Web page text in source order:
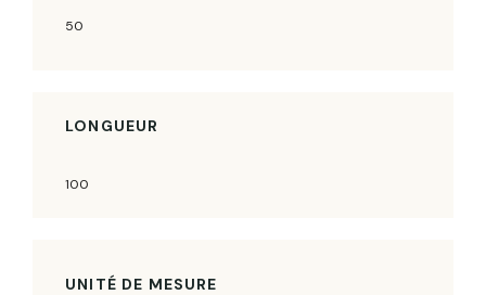
50
LONGUEUR
100
UNITÉ DE MESURE